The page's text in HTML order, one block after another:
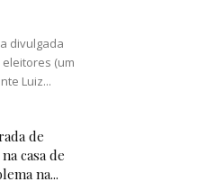
divulgada
(um
Luiz...
de
casa de
na...